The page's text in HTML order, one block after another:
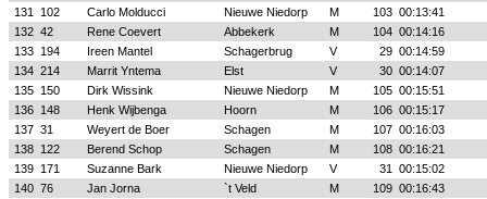
131
102 Carlo Molducci Nieuwe Niedorp M 103 00:13:41
132 42 Rene Coevert Abbekerk M 104 00:14:16
133 194 Ireen Mantel Schagerbrug V 29 00:14:59
134 214 Marrit Yntema Elst V 30 00:14:07
135 150 Dirk Wissink Nieuwe Niedorp M 105 00:15:51
136 148 Henk Wijbenga Hoorn M 106 00:15:17
137 31 Weyert de Boer Schagen M 107 00:16:03
138 122 Berend Schop Schagen M 108 00:16:21
139 171 Suzanne Bark Nieuwe Niedorp V 31
00:15:02
140 76 Jan Jorna `t Veld M 109 00:16:43